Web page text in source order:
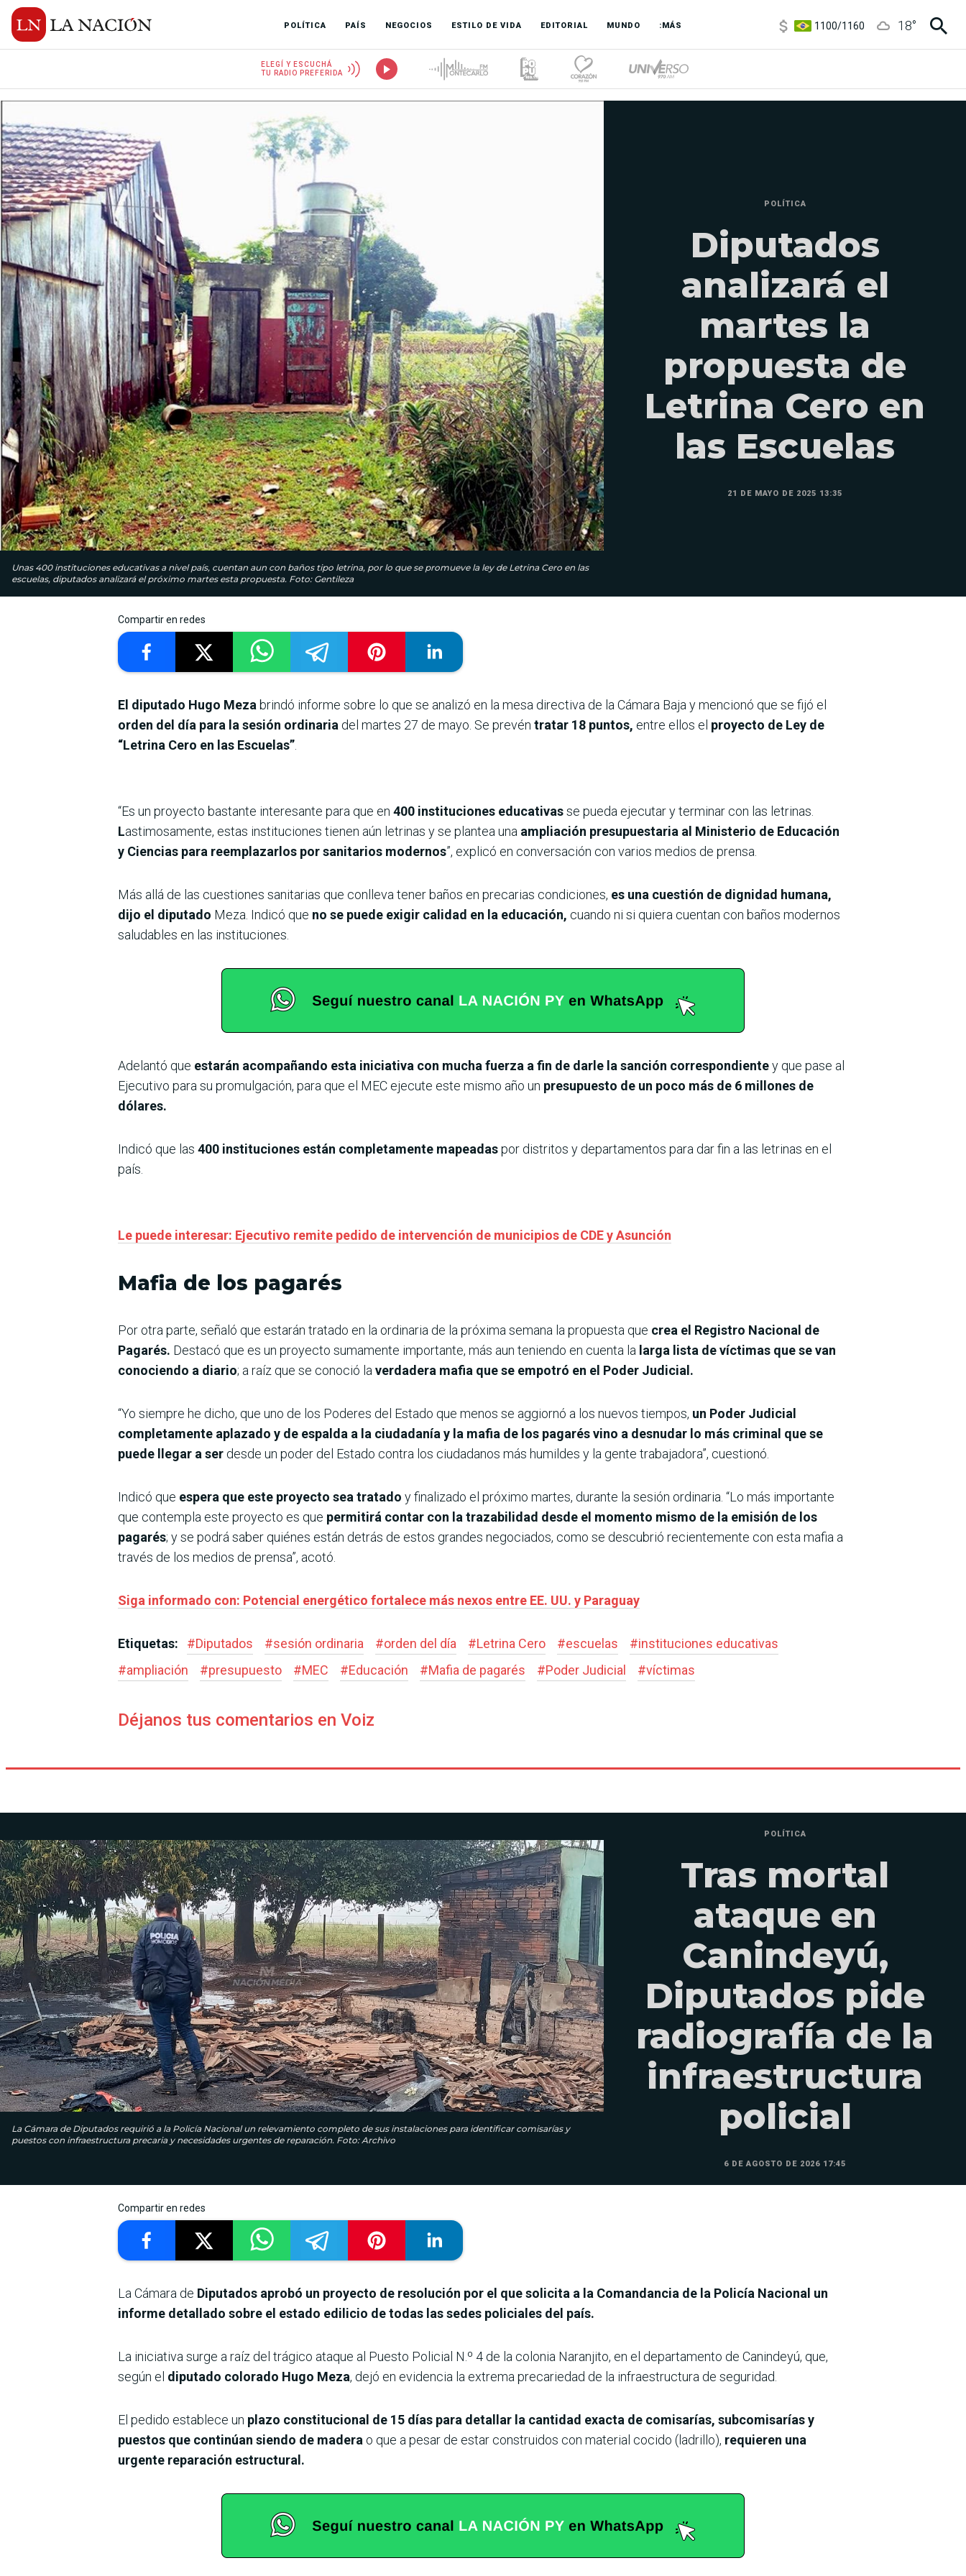
POLÍTICA PAÍS NEGOCIOS ESTILO DE VIDA EDITORIAL MUNDO :MÁS
3,8/4
6850/7200
18°
ELEGÍ Y ESCUCHÁ
TU RADIO PREFERIDA
Unas 400 instituciones educativas a nivel país, cuentan aun con baños tipo letrina, por lo que se promueve la ley de Letrina Cero en las
escuelas, diputados analizará el próximo martes esta propuesta. Foto: Gentileza
POLÍTICA
Diputados
analizará el
martes la
propuesta de
Letrina Cero en
las Escuelas
21 DE MAYO DE 2025 13:35
Compartir en redes
El diputado Hugo Meza brindó informe sobre lo que se analizó en la mesa directiva de la Cámara Baja y mencionó que se fijó el
orden del día para la sesión ordinaria del martes 27 de mayo. Se prevén tratar 18 puntos, entre ellos el proyecto de Ley de
“Letrina Cero en las Escuelas”.
“Es un proyecto bastante interesante para que en 400 instituciones educativasse pueda ejecutar y terminar con las letrinas.
Lastimosamente, estas instituciones tienen aún letrinas y se plantea una ampliación presupuestaria al Ministerio de Educación
y Ciencias para reemplazarlos por sanitarios modernos”, explicó en conversación con varios medios de prensa.
Más allá de las cuestiones sanitarias que conlleva tener baños en precarias condiciones, es una cuestión de dignidad humana,
dijo el diputado Meza. Indicó que no se puede exigir calidad en la educación, cuando ni si quiera cuentan con baños modernos
saludables en las instituciones.
Adelantó que estarán acompañando esta iniciativa con mucha fuerza a fin de darle la sanción correspondientey que pase al
Ejecutivo para su promulgación, para que el MEC ejecute este mismo año un presupuesto de un poco más de 6 millones de
dólares.
Indicó que las 400 instituciones están completamente mapeadaspor distritos y departamentos para dar fin a las letrinas en el
país.
Le puede interesar: Ejecutivo remite pedido de intervención de municipios de CDE y Asunción
Mafia de los pagarés
Por otra parte, señaló que estarán tratado en la ordinaria de la próxima semana la propuesta que crea el Registro Nacional de
Pagarés. Destacó que es un proyecto sumamente importante, más aun teniendo en cuenta la larga lista de víctimas que se van
conociendo a diario; a raíz que se conoció laverdadera mafia que se empotró en el Poder Judicial.
“Yo siempre he dicho, que uno de los Poderes del Estado que menos se aggiornó a los nuevos tiempos, un Poder Judicial
completamente aplazado y de espalda a la ciudadanía y la mafia de los pagarés vino a desnudar lo más criminal que se
puede llegar a ser desde un poder del Estado contra los ciudadanos más humildes y la gente trabajadora”, cuestionó.
Indicó que espera que este proyecto sea tratado y finalizado el próximo martes, durante la sesión ordinaria. “Lo más importante
que contempla este proyecto es que permitirá contar con la trazabilidad desde el momento mismo de la emisión de los
pagarés; y se podrá saber quiénes están detrás de estos grandes negociados, como se descubrió recientemente con esta mafia a
través de los medios de prensa”, acotó.
Siga informado con: Potencial energético fortalece más nexos entre EE. UU. y Paraguay
Etiquetas: #Diputados #sesión ordinaria #orden del día #Letrina Cero #escuelas #instituciones educativas
#ampliación #presupuesto #MEC #Educación #Mafia de pagarés #Poder Judicial #víctimas
Déjanos tus comentarios en Voiz
La Cámara de Diputados requirió a la Policía Nacional un relevamiento completo de sus instalaciones para identificar comisarías y
puestos con infraestructura precaria y necesidades urgentes de reparación. Foto: Archivo
POLÍTICA
Tras mortal
ataque en
Canindeyú,
Diputados pide
radiografía de la
infraestructura
policial
6 DE AGOSTO DE 2026 17:45
Compartir en redes
La Cámara de Diputados aprobó un proyecto de resolución por el que solicita a la Comandancia de la Policía Nacional un
informe detallado sobre el estado edilicio de todas las sedes policiales del país.
La iniciativa surge a raíz del trágico ataque al Puesto Policial N.º 4 de la colonia Naranjito, en el departamento de Canindeyú, que,
según el diputado colorado Hugo Meza, dejó en evidencia la extrema precariedad de la infraestructura de seguridad.
El pedido establece un plazo constitucional de 15 días para detallar la cantidad exacta de comisarías, subcomisarías y
puestos que continúan siendo de madera o que a pesar de estar construidos con material cocido (ladrillo), requieren una
urgente reparación estructural.